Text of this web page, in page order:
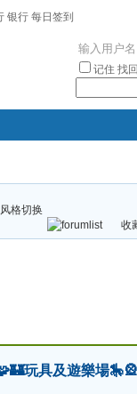
银行 每日签到
记住 找
收
玩具及遊樂場🎠🎡